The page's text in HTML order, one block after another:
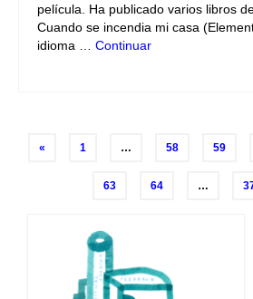
película. Ha publicado varios libros
Cuando se incendia mi casa
idioma … Continuar
Navegación
« 1 … 58 59
63 64 …